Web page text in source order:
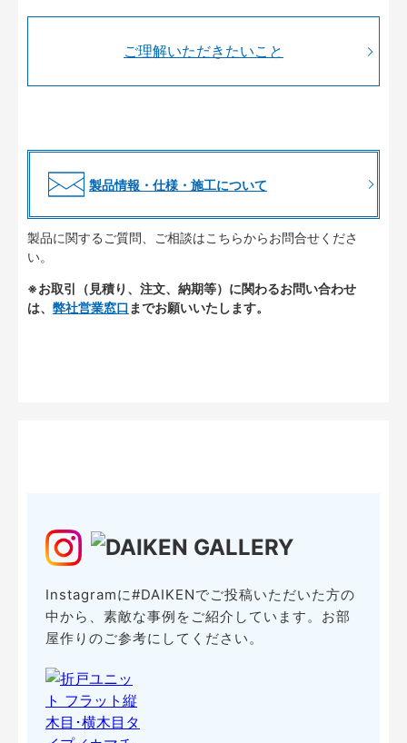
ご理解いただきたいこと
製品情報・仕様・施工について
製品に関するご質問、ご相談はこちらからお問合せくださ
い。
※お取引（見積り、注文、納期等）に関わるお問い合わせ
は、 弊社営業窓口 までお願いいたします。
Instagramに#DAIKENでご投稿いただいた方の
中から、素敵な事例をご紹介しています。お部
屋作りのご参考にしてください。